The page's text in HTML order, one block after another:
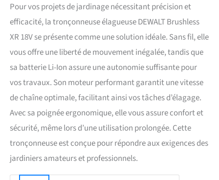
Pour vos projets de jardinage nécessitant précision et
efficacité, la tronçonneuse élagueuse DEWALT Brushless
XR 18V se présente comme une solution idéale. Sans fil, elle
vous offre une liberté de mouvement inégalée, tandis que
sa batterie Li-Ion assure une autonomie suffisante pour
vos travaux. Son moteur performant garantit une vitesse
de chaîne optimale, facilitant ainsi vos tâches d’élagage.
Avec sa poignée ergonomique, elle vous assure confort et
sécurité, même lors d’une utilisation prolongée. Cette
tronçonneuse est conçue pour répondre aux exigences des
jardiniers amateurs et professionnels.